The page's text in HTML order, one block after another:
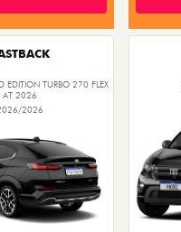
EDITION TURBO 270 FLEX
AT 2026
2026